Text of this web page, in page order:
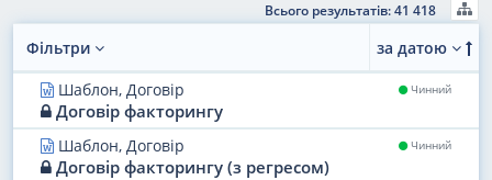
Договори
Фінанси
Персонал
Облік і податки
Всього результатів: 41 418
за датою
Фільтри
Чинний
Шаблон, Договір
Договір факторингу
Чинний
Шаблон, Договір
Договір факторингу (з регресом)